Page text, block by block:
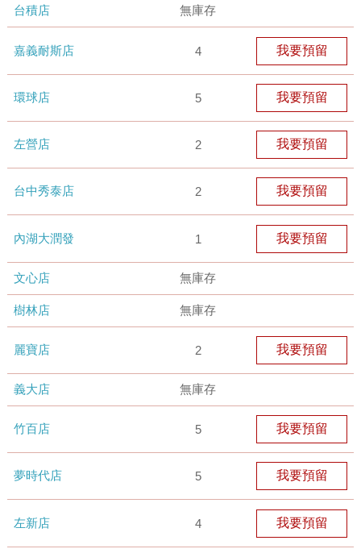
台積店 無庫存
嘉義耐斯店 4 我要預留
環球店 5 我要預留
左營店 2 我要預留
台中秀泰店 2 我要預留
內湖大潤發 1 我要預留
文心店 無庫存
樹林店 無庫存
麗寶店 2 我要預留
義大店 無庫存
竹百店 5 我要預留
夢時代店 5 我要預留
左新店 4 我要預留